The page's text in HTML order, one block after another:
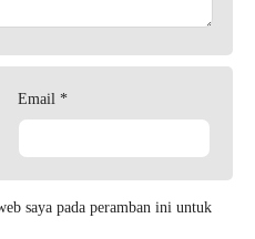
Email *
saya pada peramban ini untuk